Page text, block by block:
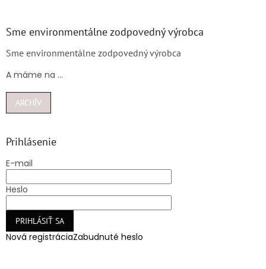
Sme environmentálne zodpovedný výrobca
Sme environmentálne zodpovedný výrobca
A máme na ...
ARCHÍV
Prihlásenie
E-mail
Heslo
PRIHLÁSIŤ SA
Nová registráciaZabudnuté heslo